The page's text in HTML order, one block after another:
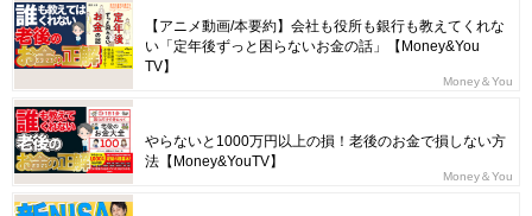
【アニメ動画/本要約】会社も役所も銀行も教えてくれな
い「定年後ずっと困らないお金の話」【Money&You
TV】
Money＆You
やらないと1000万円以上の損！老後のお金で損しない方
法【Money&YouTV】
Money＆You